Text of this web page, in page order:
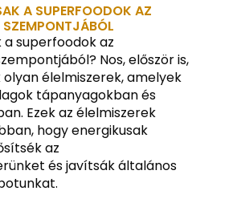
A SUPERFOODOK AZ
SZEMPONTJÁBÓL
superfoodok az
Nos, először is,
élelmiszerek, amelyek
tápanyagokban és
Ezek az élelmiszerek
hogy energikusak
az
és javítsák általános